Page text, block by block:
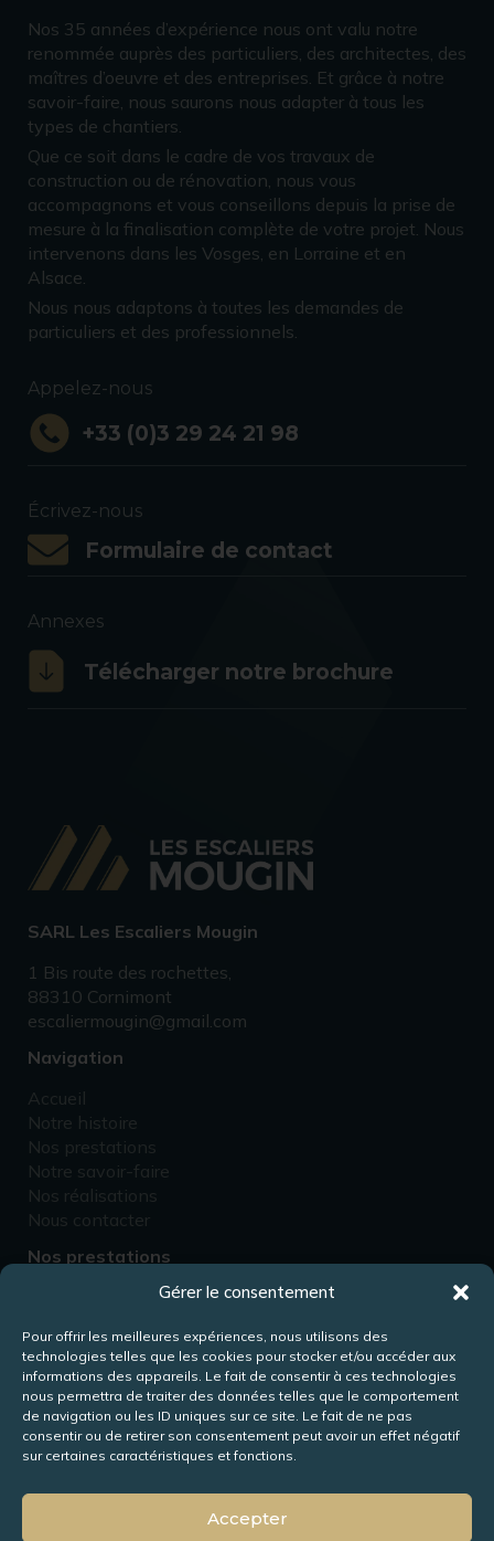
Gérer le consentement
Pour offrir les meilleures expériences, nous utilisons des
technologies telles que les cookies pour stocker et/ou accéder aux
informations des appareils. Le fait de consentir à ces technologies
nous permettra de traiter des données telles que le comportement
de navigation ou les ID uniques sur ce site. Le fait de ne pas
consentir ou de retirer son consentement peut avoir un effet négatif
sur certaines caractéristiques et fonctions.
Accepter
Nos 35 années d’expérience nous ont valu notre
renommée auprès des particuliers, des architectes, des
maîtres d’oeuvre et des entreprises. Et grâce à notre
savoir-faire, nous saurons nous adapter à tous les
types de chantiers.
Que ce soit dans le cadre de vos travaux de
construction ou de rénovation, nous vous
accompagnons et vous conseillons depuis la prise de
mesure à la finalisation complète de votre projet. Nous
intervenons dans les Vosges, en Lorraine et en
Alsace.
Nous nous adaptons à toutes les demandes de
particuliers et des professionnels.
Appelez-nous
+33 (0)3 29 24 21 98
Écrivez-nous
Formulaire de contact
Annexes
Télécharger notre brochure
SARL Les Escaliers Mougin
1 Bis route des rochettes,
88310 Cornimont
escaliermougin@gmail.com
Navigation
Accueil
Notre histoire
Nos prestations
Notre savoir-faire
Nos réalisations
Nous contacter
Nos prestations
Fabricant d’escaliers
Fabricant de passerelles
Fabricant de mezzanines
Conception de meubles
Rejoignez-nous !